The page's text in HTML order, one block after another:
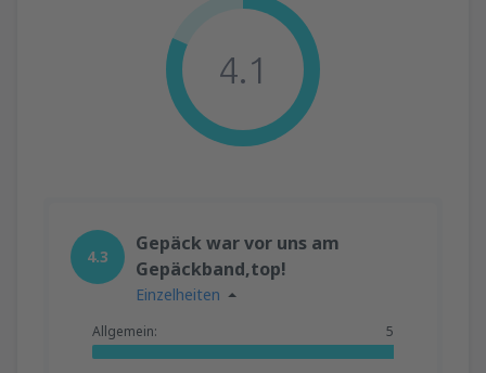
4.1
4.3
Gepäck war vor uns am
Gepäckband,top!
Einzelheiten
Allgemein: 5